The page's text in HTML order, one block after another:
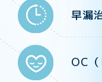
早漏
OC（